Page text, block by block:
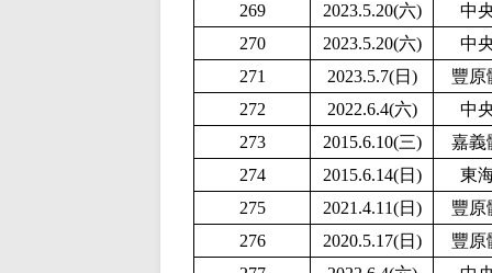
269 2023.5.20(六)
中
270
2023.5.20(六)
中
271
2023.5.7(日)
豐原
272
2022.6.4(六)
中
273
2015.6.10(三)
嘉義
274
2015.6.14(日)
東
275
2021.4.11(日)
豐原
276
2020.5.17(日)
豐原